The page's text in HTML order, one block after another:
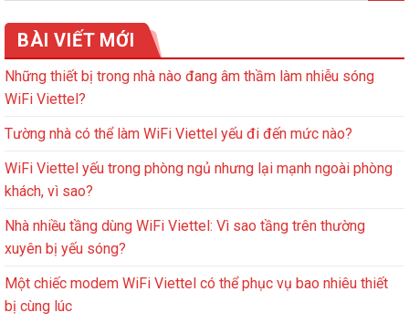
BÀI VIẾT MỚI
Những thiết bị trong nhà nào đang âm thầm làm nhiễu sóng
WiFi Viettel?
Tường nhà có thể làm WiFi Viettel yếu đi đến mức nào?
WiFi Viettel yếu trong phòng ngủ nhưng lại mạnh ngoài phòng
khách, vì sao?
Nhà nhiều tầng dùng WiFi Viettel: Vì sao tầng trên thường
xuyên bị yếu sóng?
Một chiếc modem WiFi Viettel có thể phục vụ bao nhiêu thiết
bị cùng lúc